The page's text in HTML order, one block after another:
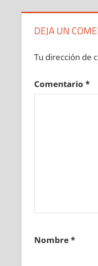
DEJA UN
Tu dirección de
Comentario *
Nombre*